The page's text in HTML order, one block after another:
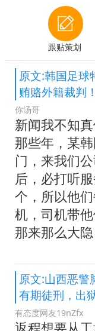
跟贴策划
原文:韩国足球
贿赂外籍裁判！
你汤哥
新闻我不知
那些年，某
门，来我们
后，必打听
个，所以他
机，司机带
那来那么大隐
原文:山西恶警
有期徒刑，出
有态度网友19nZfx